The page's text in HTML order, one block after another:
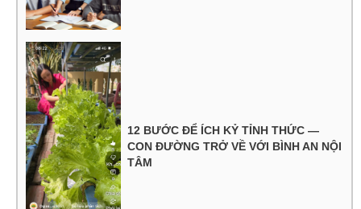
12 BƯỚC ĐỂ ÍCH KỶ TỈNH THỨC —
CON ĐƯỜNG TRỞ VỀ VỚI BÌNH AN NỘI
TÂM